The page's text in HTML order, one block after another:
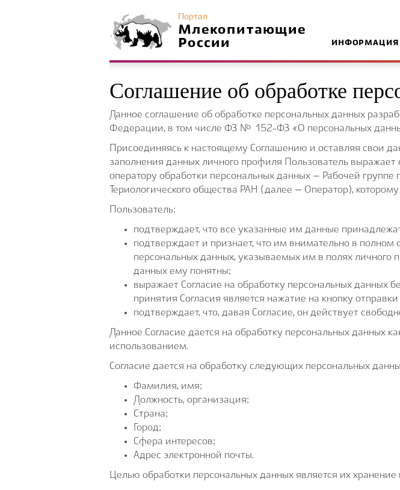
Портал
Млекопитающие
России
ИНФОРМАЦИЯ
Соглашение об обработке
Данное соглашение об обработке персональных данных
Федерации, в том числе ФЗ № 152-ФЗ «О персональных
Присоединяясь к настоящему Соглашению и оставляя свои
заполнения данных личного профиля Пользователь
оператору обработки персональных данных – Рабочей
Териологического общества РАН (далее – Оператор),
Пользователь:
подтверждает, что все указанные им данные
подтверждает и признает, что им внимательно в
персональных данных, указываемых им в полях личного
данных ему понятны;
выражает Согласие на обработку персональных данных
принятия Согласия является нажатие на кнопку
подтверждает, что, давая Согласие, он действует
Данное Согласие дается на обработку персональных данных
использованием.
Согласие дается на обработку следующих персональных
Фамилия, имя;
Должность, организация;
Страна;
Город;
Сфера интересов;
Адрес электронной почты.
Целью обработки персональных данных является их хранение